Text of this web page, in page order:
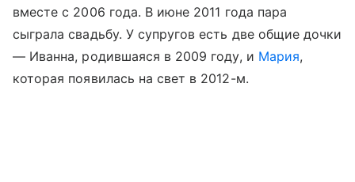
вместе с 2006 года. В июне 2011 года пара
сыграла свадьбу. У супругов есть две общие дочки
— Иванна, родившаяся в 2009 году, и Мария,
которая появилась на свет в 2012-м.